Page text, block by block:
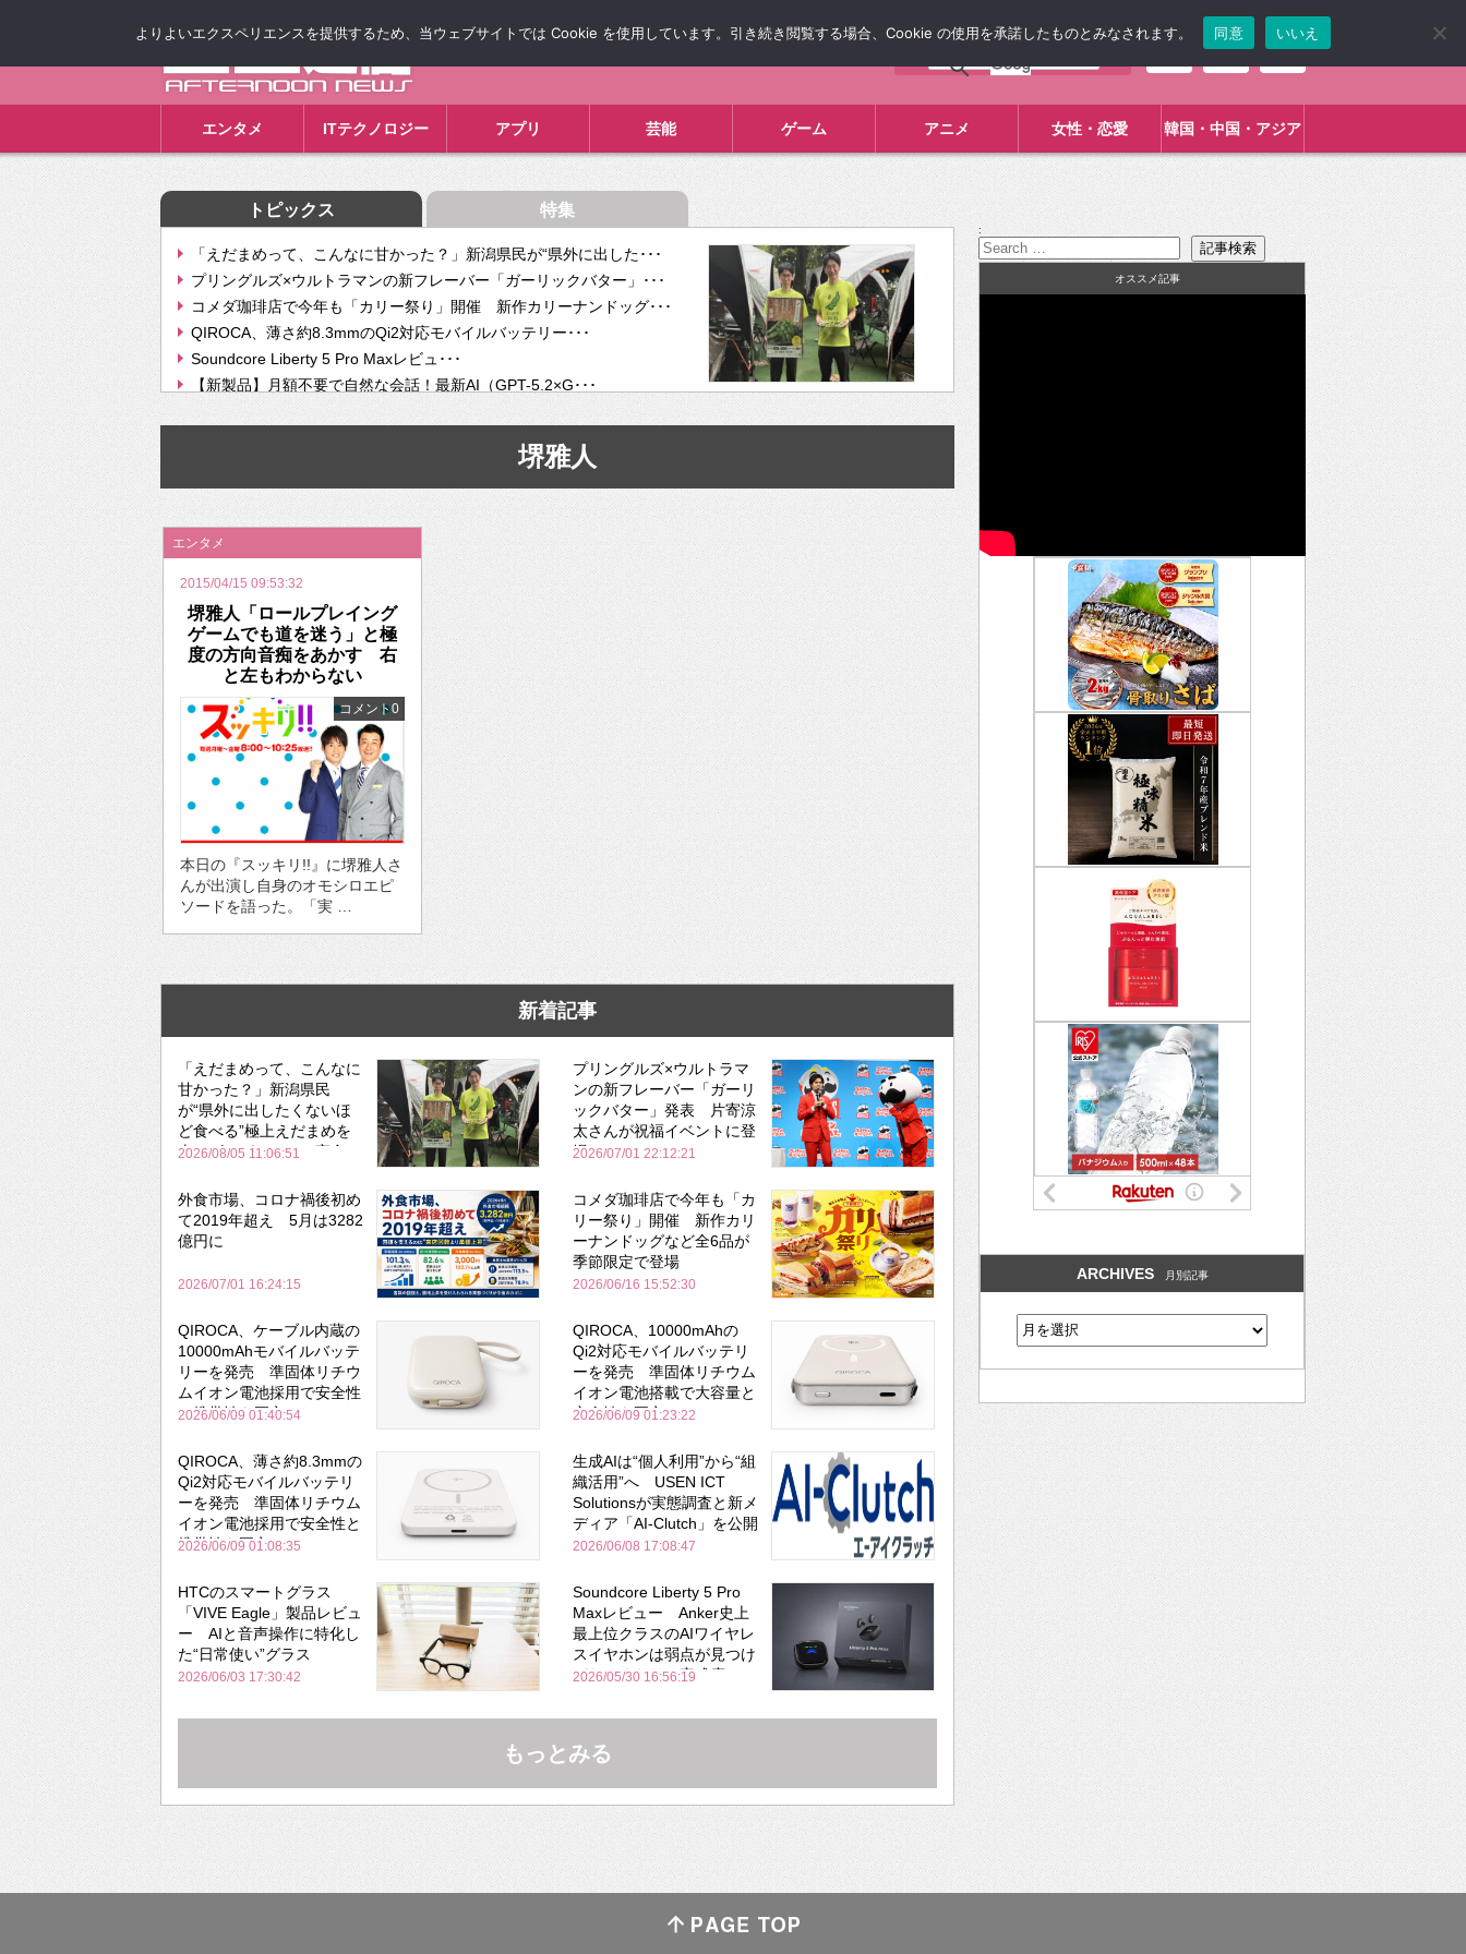
エンタメ ITテクノロジー アプリ 芸能 ゲーム アニメ 女性・恋愛 韓国・中国・アジア
トピックス 特集
「えだまめって、こんなに甘かった？」新潟県民が“県外に出した･･･
プリングルズ×ウルトラマンの新フレーバー「ガーリックバター」･･･
コメダ珈琲店で今年も「カリー祭り」開催 新作カリーナンドッグ･･･
QIROCA、薄さ約8.3mmのQi2対応モバイルバッテリー･･･
Soundcore Liberty 5 Pro Maxレビュ･･･
【新製品】月額不要で自然な会話！最新AI（GPT-5.2×G･･･
【次世代の没入感と生産性】VITURE Luma Ultra･･･
挫折率8割の壁をAIで突破。ジャストシステム、”自分が今話し･･･
2026年のバレンタインは「自分で作って、想いを渡す」 TE･･･
堺雅人
エンタメ
2015/04/15 09:53:32
堺雅人「ロールプレイング
ゲームでも道を迷う」と極
度の方向音痴をあかす 右
と左もわからない
コメント0
本日の『スッキリ!!』に堺雅人さ
んが出演し自身のオモシロエピ
ソードを語った。「実 …
新着記事
「えだまめって、こんなに
甘かった？」新潟県民
が“県外に出したくないほ
ど食べる”極上えだまめを
森のビアガーデンで実食
2026/08/05 11:06:51
プリングルズ×ウルトラマ
ンの新フレーバー「ガーリ
ックバター」発表 片寄涼
太さんが祝福イベントに登
場
2026/07/01 22:12:21
外食市場、コロナ禍後初め
て2019年超え 5月は3282
億円に
2026/07/01 16:24:15
コメダ珈琲店で今年も「カ
リー祭り」開催 新作カリ
ーナンドッグなど全6品が
季節限定で登場
2026/06/16 15:52:30
QIROCA、ケーブル内蔵の
10000mAhモバイルバッテ
リーを発売 準固体リチウ
ムイオン電池採用で安全性
と携帯性を両立
2026/06/09 01:40:54
QIROCA、10000mAhの
Qi2対応モバイルバッテリ
ーを発売 準固体リチウム
イオン電池搭載で大容量と
安全性を両立
2026/06/09 01:23:22
QIROCA、薄さ約8.3mmの
Qi2対応モバイルバッテリ
ーを発売 準固体リチウム
イオン電池採用で安全性と
携帯性を両立
2026/06/09 01:08:35
生成AIは“個人利用”から“組
織活用”へ USEN ICT
Solutionsが実態調査と新メ
ディア「AI-Clutch」を公開
2026/06/08 17:08:47
HTCのスマートグラス
「VIVE Eagle」製品レビュ
ー AIと音声操作に特化し
た“日常使い”グラス
2026/06/03 17:30:42
Soundcore Liberty 5 Pro
Maxレビュー Anker史上
最上位クラスのAIワイヤレ
スイヤホンは弱点が見つけ
づらいくらいの完成度にび
Bose並み
2026/05/30 16:56:19
もっとみる
:
オススメ記事
ARCHIVES 月別記事
よりよいエクスペリエンスを提供するため、当ウェブサイトでは Cookie を使用しています。引き続き閲覧する場合、Cookie の使用を承諾したものとみなされます。 同意 いいえ